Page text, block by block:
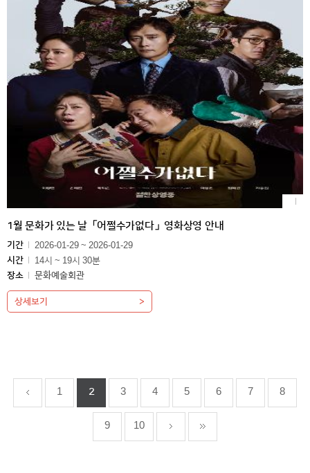
1월 문화가 있는 날「어쩔수가없다」영화상영 안내
기간
2026-01-29 ~ 2026-01-29
시간
14시 ~ 19시 30분
장소
문화예술회관
상세보기
1 2 3 4 5 6 7 8
9 10